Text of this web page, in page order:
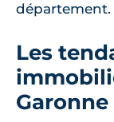
département.
Les
Garonne